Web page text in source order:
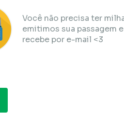
Você não precisa ter
emitimos sua passagem
recebe por e-mail <3